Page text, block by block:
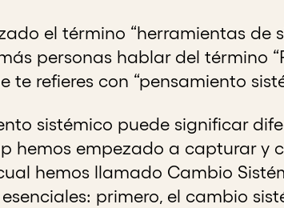
el término “herramientas de
personas hablar del término
te refieres con “pensamiento
sistémico puede significar
hemos empezado a capturar
hemos llamado Cambio
primero, el cambio